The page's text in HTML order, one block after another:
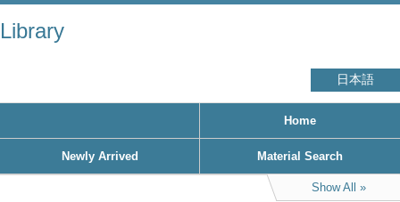
Library
日本語
Home
Newly Arrived Material Search
Show All